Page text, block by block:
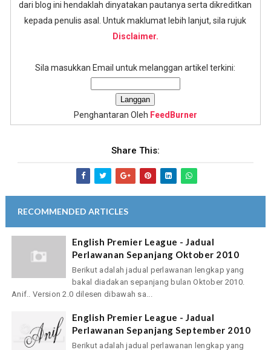
dari blog ini hendaklah dinyatakan pautanya serta dikreditkan
kepada penulis asal. Untuk maklumat lebih lanjut, sila rujuk
Disclaimer.
Sila masukkan Email untuk melanggan artikel terkini:
Penghantaran Oleh FeedBurner
Share This:
RECOMMENDED ARTICLES
English Premier League - Jadual
Perlawanan Sepanjang Oktober 2010
Berikut adalah jadual perlawanan lengkap yang
bakal diadakan sepanjang bulan Oktober 2010.
Anif.. Version 2.0 dilesen dibawah sa...
English Premier League - Jadual
Perlawanan Sepanjang September 2010
Berikut adalah jadual perlawanan lengkap yang